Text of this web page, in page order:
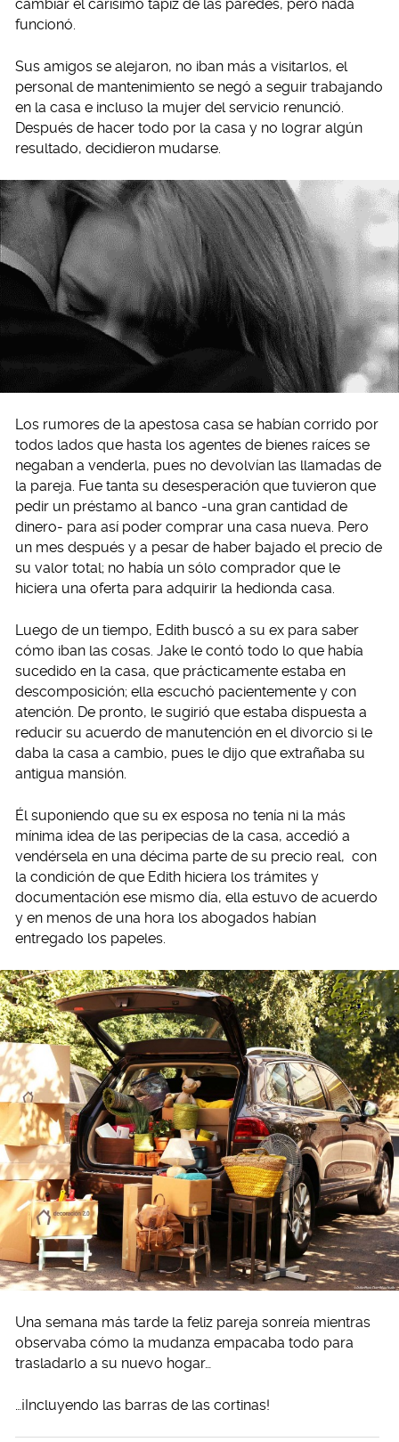
cambiar el carísimo tapiz de las paredes, pero nada
funcionó.
Sus amigos se alejaron, no iban más a visitarlos, el
personal de mantenimiento se negó a seguir trabajando
en la casa e incluso la mujer del servicio renunció.
Después de hacer todo por la casa y no lograr algún
resultado, decidieron mudarse.
Los rumores de la apestosa casa se habían corrido por
todos lados que hasta los agentes de bienes raíces se
negaban a venderla, pues no devolvían las llamadas de
la pareja. Fue tanta su desesperación que tuvieron que
pedir un préstamo al banco -una gran cantidad de
dinero- para así poder comprar una casa nueva. Pero
un mes después y a pesar de haber bajado el precio de
su valor total; no había un sólo comprador que le
hiciera una oferta para adquirir la hedionda casa.
Luego de un tiempo, Edith buscó a su ex para saber
cómo iban las cosas. Jake le contó todo lo que había
sucedido en la casa, que prácticamente estaba en
descomposición; ella escuchó pacientemente y con
atención. De pronto, le sugirió que estaba dispuesta a
reducir su acuerdo de manutención en el divorcio si le
daba la casa a cambio, pues le dijo que extrañaba su
antigua mansión.
Él suponiendo que su ex esposa no tenía ni la más
mínima idea de las peripecias de la casa, accedió a
vendérsela en una décima parte de su precio real, con
la condición de que Edith hiciera los trámites y
documentación ese mismo día, ella estuvo de acuerdo
y en menos de una hora los abogados habían
entregado los papeles.
Una semana más tarde la feliz pareja sonreía mientras
observaba cómo la mudanza empacaba todo para
trasladarlo a su nuevo hogar…
…¡Incluyendo las barras de las cortinas!